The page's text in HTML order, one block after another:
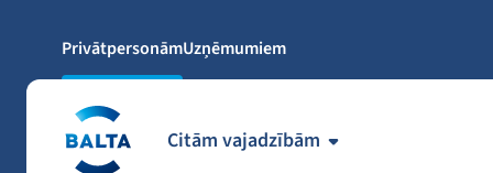
PrivātpersonāmUzņēmumiem
Citām vajadzībām